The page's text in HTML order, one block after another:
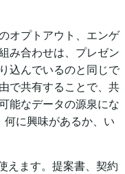
オプトアウト、エンゲ
み合わせは、プレゼン
込んでいるのと同じで
で共有することで、共
能なデータの源泉にな
に興味があるか、い
えます。提案書、契約